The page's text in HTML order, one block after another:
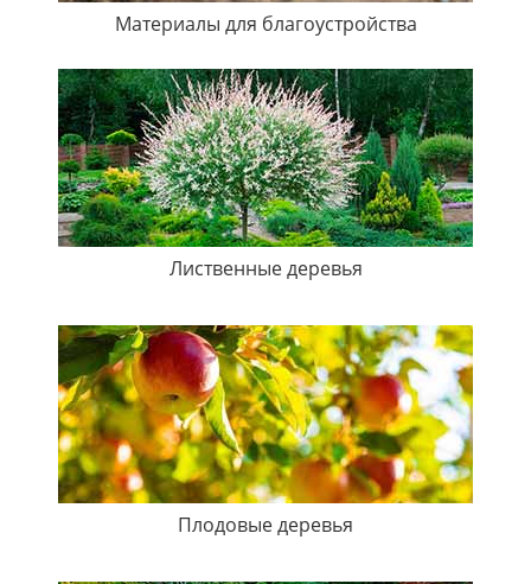
Материалы для благоустройства
Лиственные деревья
Плодовые деревья